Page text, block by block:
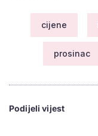
cijene
prosinac
Podijeli vijest